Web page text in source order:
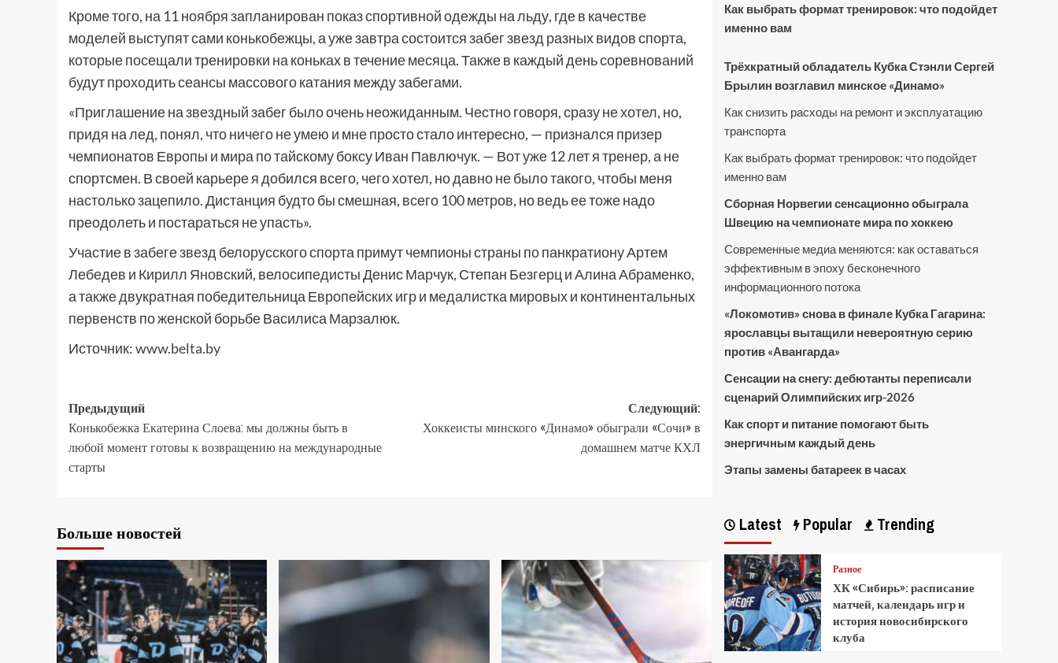
Кроме того, на 11 ноября запланирован показ спортивной одежды на льду, где в качестве
моделей выступят сами конькобежцы, а уже завтра состоится забег звезд разных видов спорта,
которые посещали тренировки на коньках в течение месяца. Также в каждый день соревнований
будут проходить сеансы массового катания между забегами.
«Приглашение на звездный забег было очень неожиданным. Честно говоря, сразу не хотел, но,
придя на лед, понял, что ничего не умею и мне просто стало интересно, — признался призер
чемпионатов Европы и мира по тайскому боксу Иван Павлючук. — Вот уже 12 лет я тренер, а не
спортсмен. В своей карьере я добился всего, чего хотел, но давно не было такого, чтобы меня
настолько зацепило. Дистанция будто бы смешная, всего 100 метров, но ведь ее тоже надо
преодолеть и постараться не упасть».
Участие в забеге звезд белорусского спорта примут чемпионы страны по панкратиону Артем
Лебедев и Кирилл Яновский, велосипедисты Денис Марчук, Степан Безгерц и Алина Абраменко,
а также двукратная победительница Европейских игр и медалистка мировых и континентальных
первенств по женской борьбе Василиса Марзалюк.
Источник:www.belta.by
Предыдущий
Конькобежка Екатерина Слоева: мы должны быть в
любой момент готовы к возвращению на международные
старты
Следующий:
Хоккеисты минского «Динамо» обыграли «Сочи» в
домашнем матче КХЛ
Больше новостей
Как выбрать формат тренировок: что подойдет
именно вам
Трёхкратный обладатель Кубка Стэнли Сергей
Брылин возглавил минское «Динамо»
Как снизить расходы на ремонт и эксплуатацию
транспорта
Как выбрать формат тренировок: что подойдет
именно вам
Сборная Норвегии сенсационно обыграла
Швецию на чемпионате мира по хоккею
Современные медиа меняются: как оставаться
эффективным в эпоху бесконечного
информационного потока
«Локомотив» снова в финале Кубка Гагарина:
ярославцы вытащили невероятную серию
против «Авангарда»
Сенсации на снегу: дебютанты переписали
сценарий Олимпийских игр-2026
Как спорт и питание помогают быть
энергичным каждый день
Этапы замены батареек в часах
Latest Popular Trending
Разное
ХК «Сибирь»: расписание
матчей, календарь игр и
история новосибирского
клуба